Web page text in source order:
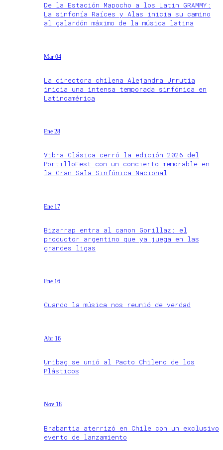
De la Estación Mapocho a los Latin GRAMMY:
La sinfonía Raíces y Alas inicia su camino
al galardón máximo de la música latina
Mar 04
La directora chilena Alejandra Urrutia
inicia una intensa temporada sinfónica en
Latinoamérica
Ene 28
Vibra Clásica cerró la edición 2026 del
PortilloFest con un concierto memorable en
la Gran Sala Sinfónica Nacional
Ene 17
Bizarrap entra al canon Gorillaz: el
productor argentino que ya juega en las
grandes ligas
Ene 16
Cuando la música nos reunió de verdad
Abr 16
Unibag se unió al Pacto Chileno de los
Plásticos
Nov 18
Brabantia aterrizó en Chile con un exclusivo
evento de lanzamiento